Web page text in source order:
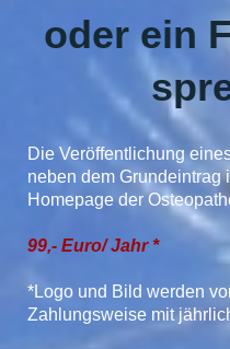
oder ein
Die Veröffentlichung
neben dem Grundeintrag
Homepage der
99,- Euro/ Jahr *
*Logo und Bild werden
Zahlungsweise mit